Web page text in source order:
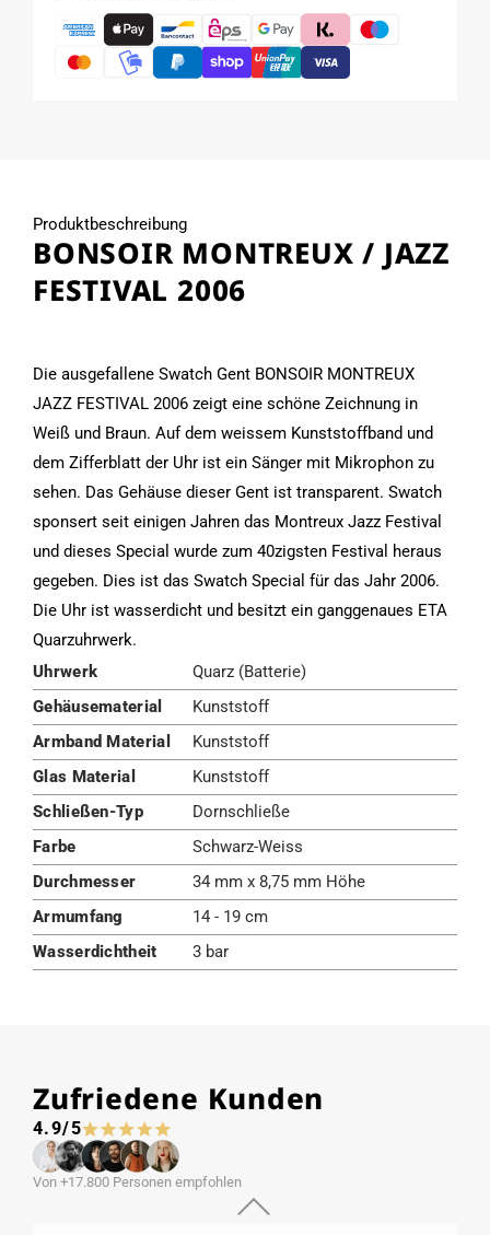
MONTREUX
/
JAZZ
MONTREUX
/
JAZZ
Produktbeschreibung
BONSOIR MONTREUX / JAZZ
FESTIVAL 2006
Die ausgefallene Swatch Gent BONSOIR MONTREUX
JAZZ FESTIVAL 2006 zeigt eine schöne Zeichnung in
Weiß und Braun. Auf dem weissem Kunststoffband und
dem Zifferblatt der Uhr ist ein Sänger mit Mikrophon zu
sehen. Das Gehäuse dieser Gent ist transparent. Swatch
sponsert seit einigen Jahren das Montreux Jazz Festival
und dieses Special wurde zum 40zigsten Festival heraus
gegeben. Dies ist das Swatch Special für das Jahr 2006.
Die Uhr ist wasserdicht und besitzt ein ganggenaues ETA
Quarzuhrwerk.
Uhrwerk
Quarz (Batterie)
Gehäusematerial
Kunststoff
Armband Material
Kunststoff
Glas Material
Kunststoff
Schließen-Typ
Dornschließe
Farbe
Schwarz-Weiss
Durchmesser
34 mm x 8,75 mm Höhe
Armumfang
14 - 19 cm
Wasserdichtheit
3 bar
Zufriedene Kunden
4.9/5
Von +17.800 Personen empfohlen